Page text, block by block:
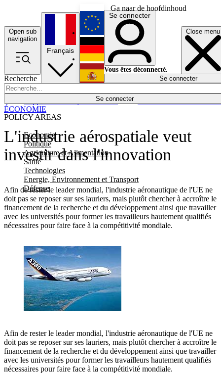
Ga naar de hoofdinhoud
Open sub
navigation
Close menu
Recherche
Se connecter
POLICY AREAS
Economie
Politique
Agriculture et Alimentation
Santé
Technologies
Energie, Environnement et Transport
Défense
Économie
Français
English
Deutsch
Español
Se connecter
Vous êtes déconnecté.
Se connecter
L'industrie aérospatiale veut
investir dans l'innovation
Afin de rester le leader mondial, l'industrie aéronautique de l'UE ne
doit pas se reposer sur ses lauriers, mais plutôt chercher à accroître le
financement de la recherche et du développement ainsi que travailler
avec les universités pour former les travailleurs hautement qualifiés
nécessaires pour faire face à la compétitivité mondiale.
ÉCONOMIE
Afin de rester le leader mondial, l'industrie aéronautique de l'UE ne
doit pas se reposer sur ses lauriers, mais plutôt chercher à accroître le
financement de la recherche et du développement ainsi que travailler
avec les universités pour former les travailleurs hautement qualifiés
nécessaires pour faire face à la compétitivité mondiale.